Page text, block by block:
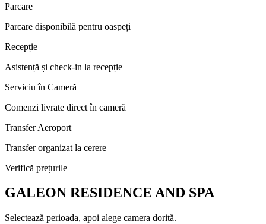
Parcare
Parcare disponibilă pentru oaspeți
Recepție
Asistență și check-in la recepție
Serviciu în Cameră
Comenzi livrate direct în cameră
Transfer Aeroport
Transfer organizat la cerere
Verifică prețurile
GALEON RESIDENCE AND SPA
Selectează perioada, apoi alege camera dorită.